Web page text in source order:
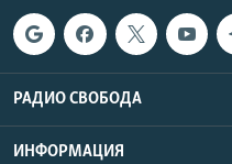
РАДИО СВОБОДА
ИНФОРМАЦИЯ